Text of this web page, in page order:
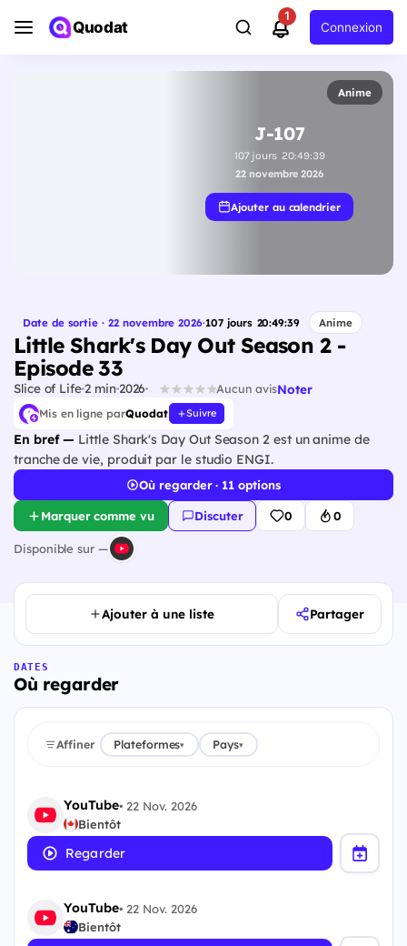
Quodat
1
Connexion
Anime
J-107
107jours 20:49:38
22 novembre 2026
Ajouter au calendrier
Date de sortie · 22 novembre 2026·107jours 20:49:38 Anime
Little Shark's Day Out Season 2 -
Episode 33
Slice of Life 2 min 2026 Aucun avisNoter
Mis en ligne parQuodat Suivre
En bref — Little Shark's Day Out Season 2 est un anime de
tranche de vie, produit par le studio ENGI.
Où regarder · 11 options
Marquer comme vu Discuter 0 0
Disponible sur —
Ajouter à une liste Partager
DATES
Où regarder
Affiner Plateformes▾ Pays▾
YouTube• 22 Nov. 2026
Bientôt
Regarder
YouTube• 22 Nov. 2026
Bientôt